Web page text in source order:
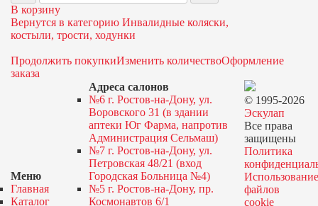
В корзину
Вернутся в категорию Инвалидные коляски,
костыли, трости, ходунки
Продолжить покупкиИзменить количествоОформление
заказа
Меню
Главная
Каталог
Адреса салонов
№6 г. Ростов-на-Дону, ул.
Воровского 31 (в здании
аптеки Юг Фарма, напротив
Администрация Сельмаш)
№7 г. Ростов-на-Дону, ул.
Петровская 48/21 (вход
Городская Больница №4)
№5 г. Ростов-на-Дону, пр.
Космонавтов 6/1
© 1995-2026
Эскулап
Все права
защищены
Политика
Использование
файлов
cookie